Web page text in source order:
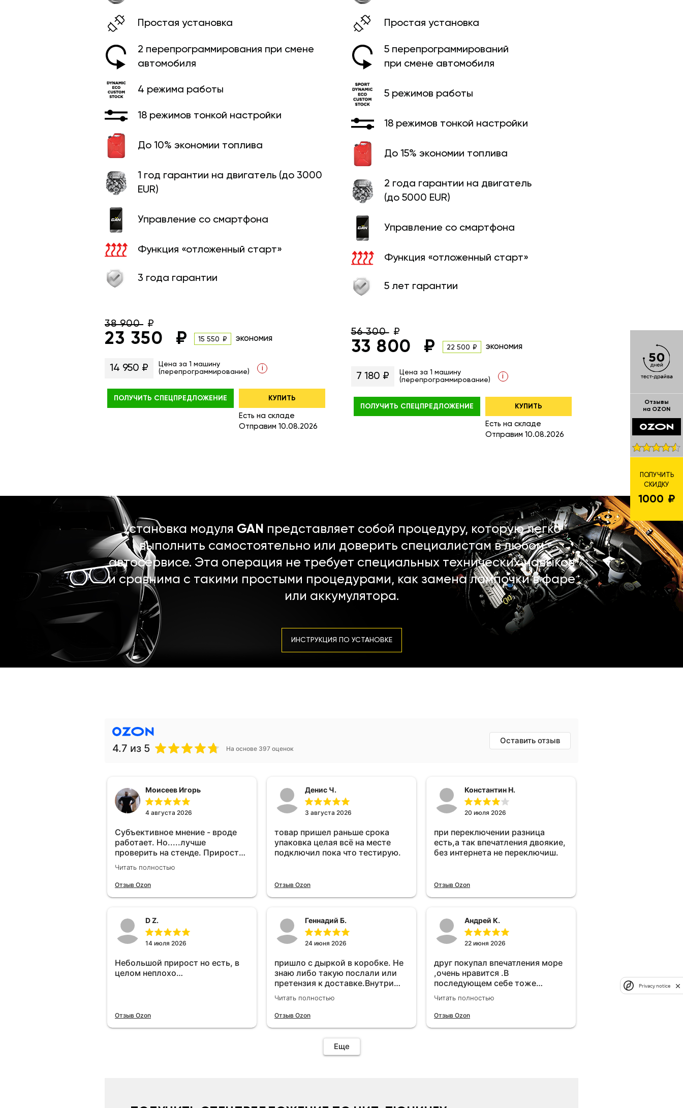
Простая установка
5 перепрограмми­рований
при смене автомобиля
5 режимов работы
18 режимов тонкой настройки
До 15% экономии топлива
2 года гарантии на двигатель
(до 5000 EUR)
Управление со смартфона
Функция «отложенный старт»
5 лет гарантии
56 300
33 800 22 500 экономия
7 180 ₽
Цена за 1 машину
(перепрограммирование)
i
ПОЛУЧИТЬ СПЕЦПРЕДЛОЖЕНИЕ КУПИТЬ
Есть на складе
Отправим 10.08.2026
Простая установка
2 перепрограммирования при смене
автомобиля
4 режима работы
18 режимов тонкой настройки
До 10% экономии топлива
1 год гарантии на двигатель (до 3000
EUR)
Управление со смартфона
Функция «отложенный старт»
3 года гарантии
38 900
23 350 15 550 экономия
14 950 ₽
Цена за 1 машину
(перепрограммирование)
i
ПОЛУЧИТЬ СПЕЦПРЕДЛОЖЕНИЕ КУПИТЬ
Есть на складе
Отправим 10.08.2026
Установка модуля GAN представляет собой процедуру, которую легко
выполнить самостоятельно или доверить специалистам в любом
автосервисе. Эта операция не требует специальных технических навыков
и сравнима с такими простыми процедурами, как замена лампочки в фаре
или аккумулятора.
ИНСТРУКЦИЯ ПО УСТАНОВКЕ
4.7 из 5 На основе 397 оценок
Оставить отзыв
Моисеев Игорь
4 августа 2026
Субъективное мнение - вроде
работает. Но.....лучше
проверить на стенде. Прирост
10-12% "на глаз" уловить очень
сложно. Покатаюсь, потом
отключу и посмотрю, что будет
Читать полностью
Отзыв Ozon
Денис Ч.
3 августа 2026
товар пришел раньше срока
упаковка целая всё на месте
подключил пока что тестирую.
Отзыв Ozon
Константин Н.
20 июля 2026
при переключении разница
есть,а так впечатления двоякие,
без интернета не переключиш.
Отзыв Ozon
D Z.
14 июля 2026
Небольшой прирост но есть, в
целом неплохо…
Отзыв Ozon
Геннадий Б.
24 июня 2026
пришло с дыркой в коробке. Не
знаю либо такую послали или
претензия к доставке.Внутри
вроде всё цело. С первого раза
установить не получается не
знаю может интернет дурит.
отзыв.Дополняю отзыв для
установки необходимо
устройства дополню позже ещё
Читать полностью
Отзыв Ozon
Андрей К.
22 июня 2026
друг покупал впечатления море
,очень нравится .В
последующем себе тоже
приобрел.Реально прибавляет
мощности!
Читать полностью
Отзыв Ozon
Еще
Отзывы
на OZON
ПОЛУЧИТЬ
СКИДКУ
1000
Privacy notice